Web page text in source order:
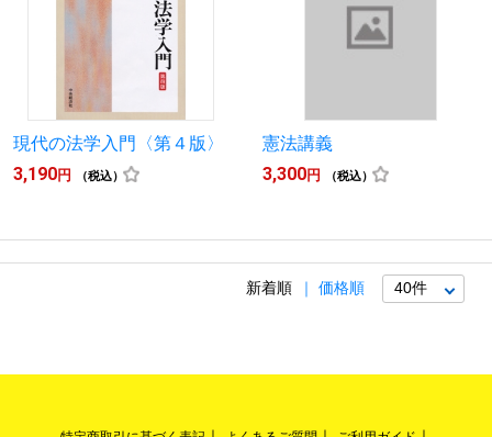
現代の法学入門〈第４版〉
3,190円 （税込）
憲法講義
3,300円 （税込）
新着順 価格順